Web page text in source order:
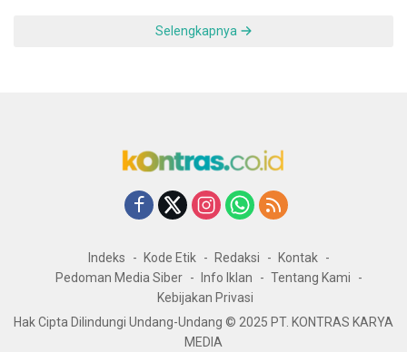
Selengkapnya
Indeks Kode Etik Redaksi
Kontak
Pedoman Media Siber
Info Iklan
Tentang Kami
Kebijakan Privasi
Hak Cipta Dilindungi Undang-Undang © 2025 PT. KONTRAS KARYA
MEDIA